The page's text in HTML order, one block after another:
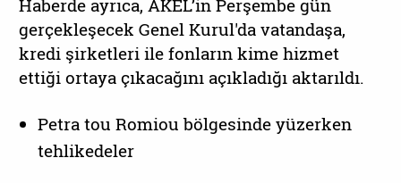
Haberde ayrıca, AKEL’in Perşembe gün
gerçekleşecek Genel Kurul'da vatandaşa,
kredi şirketleri ile fonların kime hizmet
ettiği ortaya çıkacağını açıkladığı aktarıldı.
Petra tou Romiou bölgesinde yüzerken
tehlikedeler